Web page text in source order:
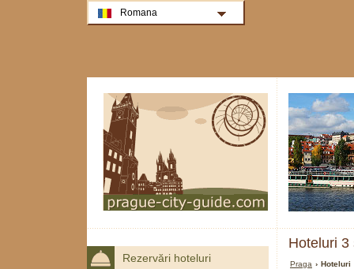
Hoteluri 3
Praga ›
Rezervări hoteluri
Romana